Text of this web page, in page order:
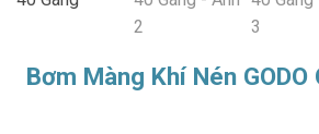
Bơm Màng Khí Nén GODO